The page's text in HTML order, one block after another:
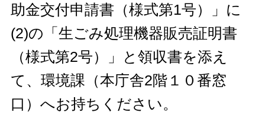
助金交付申請書（様式第1号）」に
(2)の「生ごみ処理機器販売証明書
（様式第2号）」と領収書を添え
て、環境課（本庁舎2階１０番窓
口）へお持ちください。